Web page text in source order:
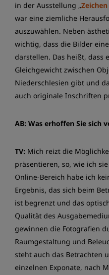
in der Ausstellung „
war eine ziemliche
auszuwählen. Neben
wichtig, dass die Bilder
darstellen. Das heißt, dass
Gleichgewicht zwischen
Niederschlesien gibt und
auch originale Inschriften
AB: Was erhoffen Sie sich
TV: Mich reizt die
präsentieren, so, wie ich
Online-Bereich habe ich
Ergebnis, das sich beim
ist begrenzt und das
Qualität des
gewinnen die Fotografien
Raumgestaltung und
steht auch das Betrachten
einzelnen Exponate, nach